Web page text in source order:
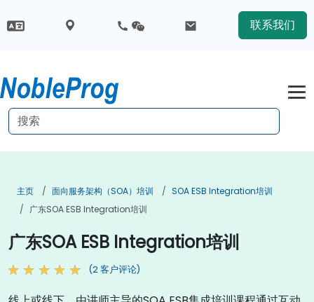
联系我们
主页 面向服务架构（SOA）培训
SOA ESB Integration培训
广东SOA ESB Integration培训
广东SOA ESB Integration培训
(2 客户评论)